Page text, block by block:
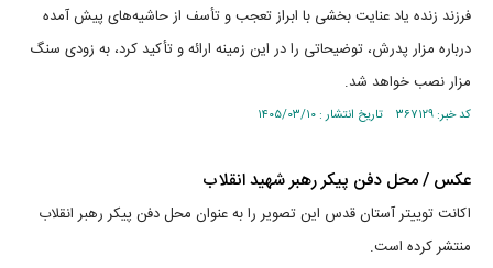
فرزند زنده یاد عنایت بخشی با ابراز تعجب و تأسف از حاشیه‌های پیش آمده
درباره مزار پدرش، توضیحاتی را در این زمینه ارائه و تأکید کرد، به زودی سنگ
مزار نصب خواهد شد.
کد خبر: ۳۶۷۱۲۹ تاریخ انتشار : ۱۴۰۵/۰۳/۱۰
عکس / محل دفن پیکر رهبر شهید انقلاب
اکانت توییتر آستان قدس این تصویر را به عنوان محل دفن پیکر رهبر انقلاب
منتشر کرده است.